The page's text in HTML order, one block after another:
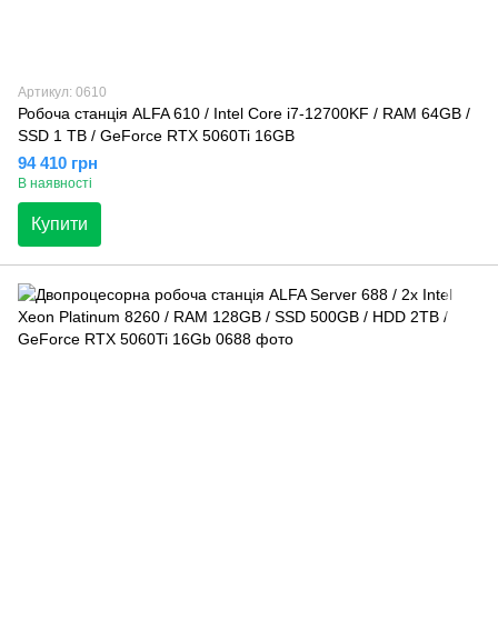
Артикул: 0610
Робоча станція ALFA 610 / Intel Core i7-12700KF / RAM 64GB /
SSD 1 TB / GeForce RTX 5060Ti 16GB
94 410 грн
В наявності
Купити